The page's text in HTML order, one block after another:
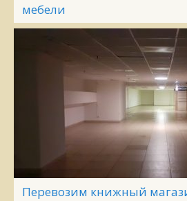
мебели
Перевозим книжный